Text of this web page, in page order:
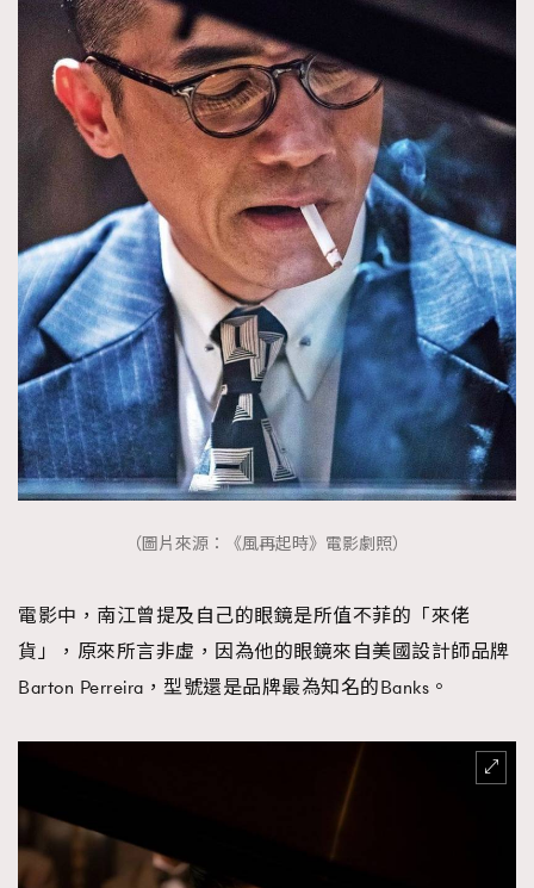
（圖片來源：《風再起時》電影劇照）
電影中，南江曾提及自己的眼鏡是所值不菲的「來佬
貨」，原來所言非虛，因為他的眼鏡來自美國設計師品牌
Barton Perreira，型號還是品牌最為知名的Banks。